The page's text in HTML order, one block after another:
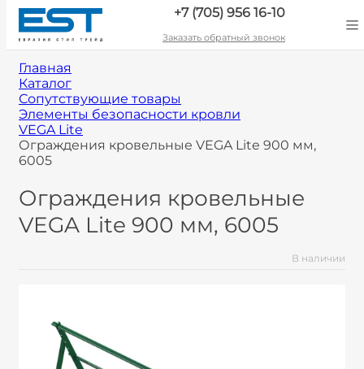
+7 (705) 956 16-10
Заказать обратный звонок
Главная
Каталог
Сопутствующие товары
Элементы безопасности кровли
VEGA Lite
Ограждения кровельные VEGA Lite 900 мм,
6005
Ограждения кровельные
VEGA Lite 900 мм, 6005
В наличии